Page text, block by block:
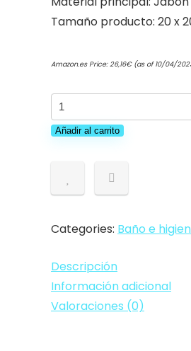
Tamaño producto: 20 x
Amazon.es Price:26,16€(as of 10/04/
Juego
12 Dal
frantoio
perfumada
Frac
Higiene
y
limpieza
personal
Añadir al carrito
Categories: Baño e
Descripción
Información adicional
Valoraciones (0)